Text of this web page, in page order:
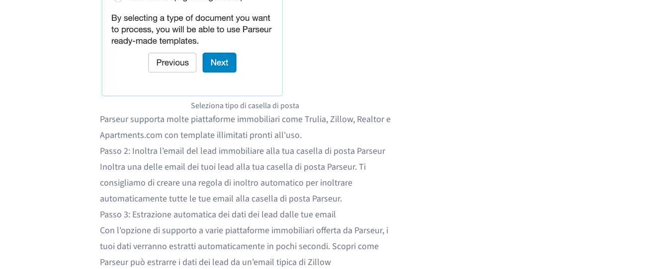
Seleziona tipo di casella di posta
Parseur supporta molte piattaforme immobiliari comeTrulia,Zillow, Realtore
Apartments.com con template illimitati pronti all'uso.
Passo 2: Inoltra l'email del lead immobiliare alla tua casella di posta Parseur
Inoltra una delle email dei tuoi lead alla tua casella di posta Parseur. Ti
consigliamo di creare una regola di inoltro automatico per inoltrare
automaticamente tutte le tue email alla casella di posta Parseur.
Passo 3: Estrazione automatica dei dati dei lead dalle tue email
Con l'opzione di supporto a varie piattaforme immobiliari offerta da Parseur, i
tuoi dati verranno estratti automaticamente in pochi secondi. Scopri come
Parseur può estrarre i dati dei lead da un'email tipica di Zillow